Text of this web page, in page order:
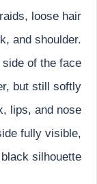
loose hair
and shoulder.
of the face
but still softly
lips, and nose
fully visible,
silhouette.